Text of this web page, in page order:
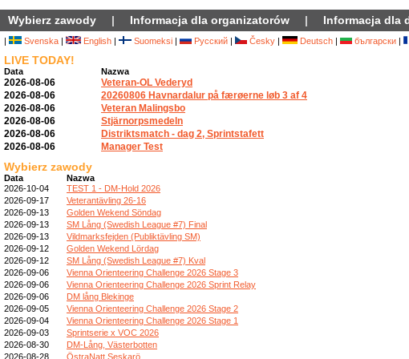
Wybierz zawody | Informacja dla organizatorów | Informacja dla
| Svenska | English | Suomeksi | Русский | Česky | Deutsch | български |
LIVE TODAY!
Data Nazwa
2026-08-06 Veteran-OL Vederyd
2026-08-06
20260806 Havnardalur på færøerne løb 3 af 4
2026-08-06
Veteran Malingsbo
2026-08-06
Stjärnorpsmedeln
2026-08-06
Distriktsmatch - dag 2, Sprintstafett
2026-08-06
Manager Test
Wybierz zawody
Data Nazwa
2026-10-04
TEST 1 - DM-Hold 2026
2026-09-17
Veterantävling 26-16
2026-09-13
Golden Wekend Söndag
2026-09-13
SM Lång (Swedish League #7) Final
2026-09-13
Vildmarksfejden (Publiktävling SM)
2026-09-12
Golden Wekend Lördag
2026-09-12
SM Lång (Swedish League #7) Kval
2026-09-06
Vienna Orienteering Challenge 2026 Stage 3
2026-09-06
Vienna Orienteering Challenge 2026 Sprint Relay
2026-09-06
DM lång Blekinge
2026-09-05
Vienna Orienteering Challenge 2026 Stage 2
2026-09-04
Vienna Orienteering Challenge 2026 Stage 1
2026-09-03
Sprintserie x VOC 2026
2026-08-30
DM-Lång, Västerbotten
2026-08-28
ÖstraNatt Seskarö